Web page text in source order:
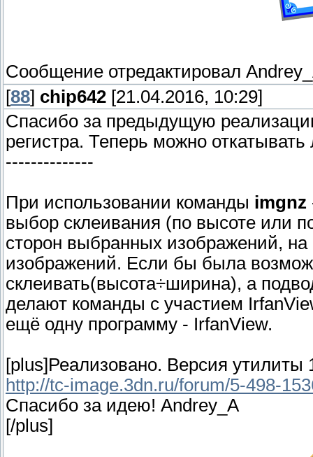
Сообщение отредактировал
[88] chip642 [21.04.2016, 10:29]
Спасибо за предыдущую
регистра. Теперь можно
--------------
При использовании команды imgnz
выбор склеивания (по высоте или
сторон выбранных изображений,
изображений. Если бы была
склеивать(высота÷ширина), а
делают команды с участием
ещё одну программу - IrfanView.
[plus]Реализовано. Версия утилиты
http://tc-image.3dn.ru/forum/5-498-
Спасибо за идею! Andrey_A
[/plus]